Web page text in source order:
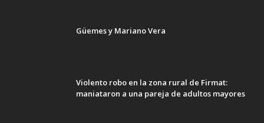
Güemes y Mariano Vera
Violento robo en la zona rural de Firmat:
maniataron a una pareja de adultos mayores